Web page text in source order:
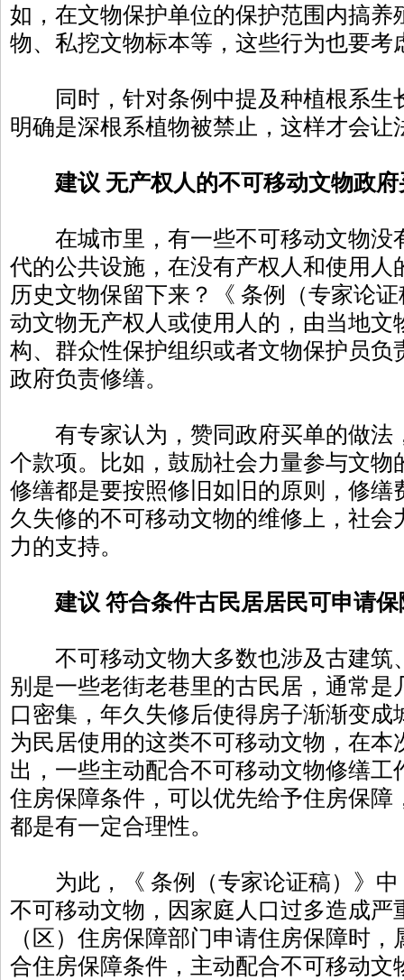
如，在文物保护单位的保护范围内搞养
物、私挖文物标本等，这些行为也要考
同时，针对条例中提及种植根系生
明确是深根系植物被禁止，这样才会让
建议 无产权人的不可移动文物政府
在城市里，有一些不可移动文物没
代的公共设施，在没有产权人和使用人
历史文物保留下来？《 条例（专家论
动文物无产权人或使用人的，由当地文
构、群众性保护组织或者文物保护员负
政府负责修缮。
有专家认为，赞同政府买单的做法
个款项。比如，鼓励社会力量参与文物
修缮都是要按照修旧如旧的原则，修缮
久失修的不可移动文物的维修上，社会
力的支持。
建议 符合条件古民居居民可申请保
不可移动文物大多数也涉及古建筑
别是一些老街老巷里的古民居，通常是
口密集，年久失修后使得房子渐渐变
为民居使用的这类不可移动文物，在本
出，一些主动配合不可移动文物修缮工
住房保障条件，可以优先给予住房保障
都是有一定合理性。
为此，《 条例（专家论证稿）》中
不可移动文物，因家庭人口过多造成严
（区）住房保障部门申请住房保障时
合住房保障条件，主动配合不可移动文